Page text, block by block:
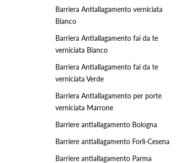
Barriera Antiallagamento verniciata
Bianco
Barriera Antiallagamento fai da te
verniciata Bianco
Barriera Antiallagamento fai da te
verniciata Verde
Barriera Antiallagamento per porte
verniciata Marrone
Barriere antiallagamento Bologna
Barriere antiallagamento Forlì-Cesena
Barriere antiallagamento Parma